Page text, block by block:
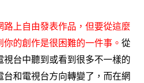
路上自由發表作品，但要從這麼
的創作是很困難的一件事。 從
視台中聽到或看到很多不一樣的
台和電視台方向轉變了，而在網